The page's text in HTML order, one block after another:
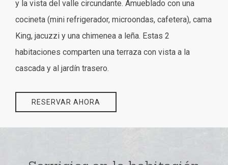
y la vista del valle circundante. Amueblado con una
cocineta (mini refrigerador, microondas, cafetera), cama
King, jacuzzi y una chimenea a leña. Estas 2
habitaciones comparten una terraza con vista a la
cascada y al jardín trasero.
RESERVAR AHORA